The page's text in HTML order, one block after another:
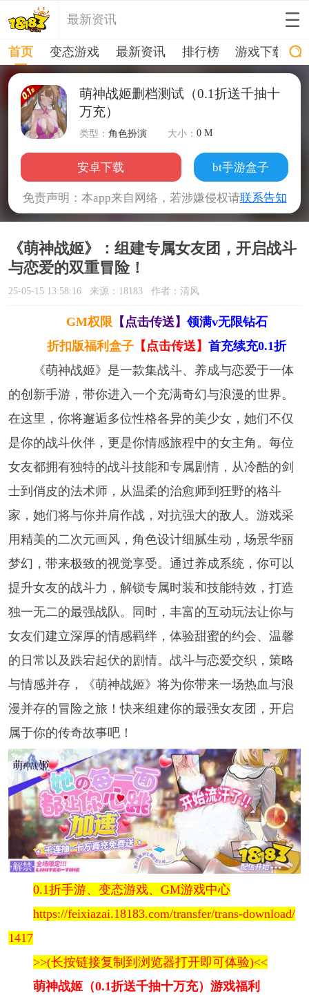
最新资讯
首页 变态游戏 最新资讯 排行榜 游戏下载
萌神战姬删档测试（0.1折送千抽十
万充）
类型：角色扮演 大小：0 M
安卓下载 bt手游盒子
免责声明：本app来自网络，若涉嫌侵权请联系告知
《萌神战姬》：组建专属女友团，开启战斗
与恋爱的双重冒险！
25-05-15 13:58:16 来源：18183 作者：清风
GM权限 【点击传送】 领满v无限钻石
折扣版福利盒子 【点击传送】首充续充0.1折
《萌神战姬》是一款集战斗、养成与恋爱于一体
的创新手游，带你进入一个充满奇幻与浪漫的世界。
在这里，你将邂逅多位性格各异的美少女，她们不仅
是你的战斗伙伴，更是你情感旅程中的女主角。每位
女友都拥有独特的战斗技能和专属剧情，从冷酷的剑
士到俏皮的法术师，从温柔的治愈师到狂野的格斗
家，她们将与你并肩作战，对抗强大的敌人。游戏采
用精美的二次元画风，角色设计细腻生动，场景华丽
梦幻，带来极致的视觉享受。通过养成系统，你可以
提升女友的战斗力，解锁专属时装和技能特效，打造
独一无二的最强战队。同时，丰富的互动玩法让你与
女友们建立深厚的情感羁绊，体验甜蜜的约会、温馨
的日常以及跌宕起伏的剧情。战斗与恋爱交织，策略
与情感并存，《萌神战姬》将为你带来一场热血与浪
漫并存的冒险之旅！快来组建你的最强女友团，开启
属于你的传奇故事吧！
0.1折手游、变态游戏、GM游戏中心
https://feixiazai.18183.com/transfer/trans-download/
1417
>>(长按链接复制到浏览器打开即可体验)<<
萌神战姬（0.1折送千抽十万充）游戏福利